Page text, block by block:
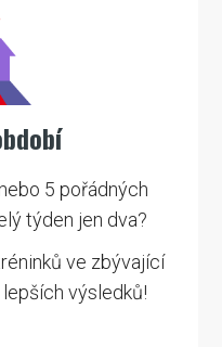
5 pořádných
týden jen dva?
ve zbývající
výsledků!